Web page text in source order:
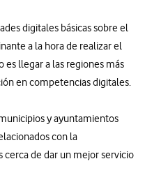
digitales básicas sobre el
a la hora de realizar el
llegar a las regiones más
en competencias digitales.
y ayuntamientos
con la
cerca de dar un mejor servicio